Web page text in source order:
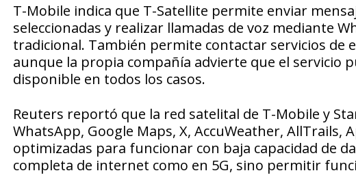
T-Mobile indica que T-Satellite permite enviar
seleccionadas y realizar llamadas de voz mediante
tradicional. También permite contactar servicios de
aunque la propia compañía advierte que el servicio
disponible en todos los casos.
Reuters reportó que la red satelital de T-Mobile y
WhatsApp, Google Maps, X, AccuWeather, AllTrails,
optimizadas para funcionar con baja capacidad de
completa de internet como en 5G, sino permitir